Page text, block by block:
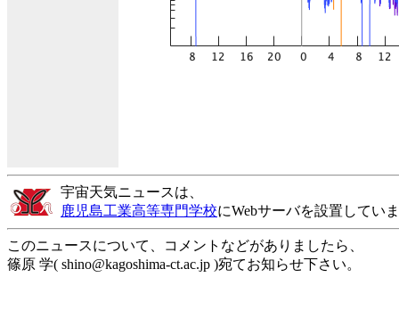
宇宙天気ニュースは、
鹿児島工業高等専門学校にWebサーバを設置してい
このニュースについて、コメントなどがありましたら、
篠原 学( shino@kagoshima-ct.ac.jp )宛てお知らせ下さい。